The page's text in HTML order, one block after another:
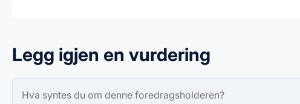
Legg igjen en vurdering